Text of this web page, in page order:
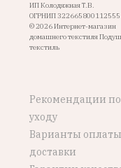
ИП Колодяжная Т.В.
ОГРНИП
© 2026 Интернет-магазин
домашнего текстиля
текстиль
Рекомендации по
уходу
Варианты
доставки